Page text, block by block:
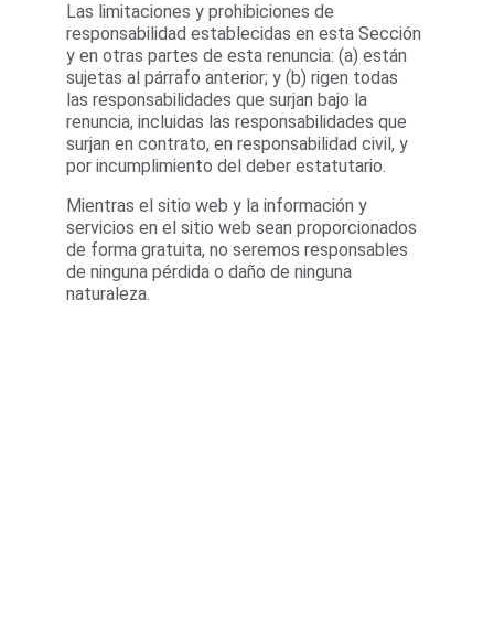
Las limitaciones y prohibiciones de
responsabilidad establecidas en esta Sección
y en otras partes de esta renuncia: (a) están
sujetas al párrafo anterior; y (b) rigen todas
las responsabilidades que surjan bajo la
renuncia, incluidas las responsabilidades que
surjan en contrato, en responsabilidad civil, y
por incumplimiento del deber estatutario.
Mientras el sitio web y la información y
servicios en el sitio web sean proporcionados
de forma gratuita, no seremos responsables
de ninguna pérdida o daño de ninguna
naturaleza.